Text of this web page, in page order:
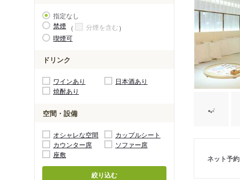
指定なし
禁煙
分煙を含む
喫煙可
ドリンク
ワインあり
日本酒あり
焼酎あり
空間・設備
オシャレな空間
カップルシート
カウンター席
ソファー席
座敷
絞り込む
ネット予約